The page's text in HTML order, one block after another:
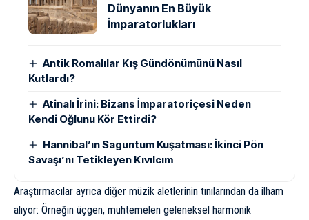
Dünyanın En Büyük
İmparatorlukları
Antik Romalılar Kış Gündönümünü Nasıl
Kutlardı?
Atinalı İrini: Bizans İmparatoriçesi Neden
Kendi Oğlunu Kör Ettirdi?
Hannibal’ın Saguntum Kuşatması: İkinci Pön
Savaşı’nı Tetikleyen Kıvılcım
Araştırmacılar ayrıca diğer müzik aletlerinin tınılarından da ilham
alıyor: Örneğin üçgen, muhtemelen geleneksel harmonik